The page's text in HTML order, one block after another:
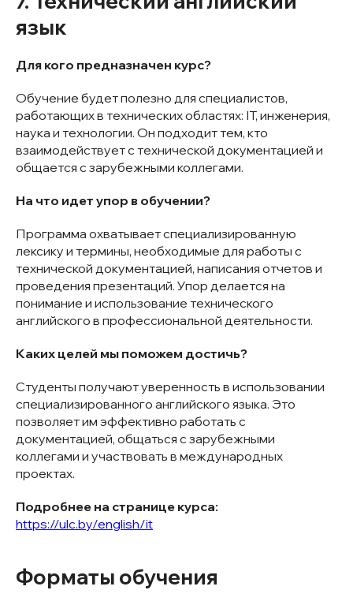
язык
Для кого предназначен курс?
Обучение будет полезно для специалистов,
работающих в технических областях: IT, инженерия,
наука и технологии. Он подходит тем, кто
взаимодействует с технической документацией и
общается с зарубежными коллегами.
На что идет упор в обучении?
Программа охватывает специализированную
лексику и термины, необходимые для работы с
технической документацией, написания отчетов и
проведения презентаций. Упор делается на
понимание и использование технического
английского в профессиональной деятельности.
Каких целей мы поможем достичь?
Студенты получают уверенность в использовании
специализированного английского языка. Это
позволяет им эффективно работать с
документацией, общаться с зарубежными
коллегами и участвовать в международных
проектах.
Подробнее на странице курса:
https://ulc.by/english/it
Форматы обучения